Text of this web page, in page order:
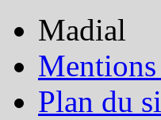
Madial
Mentions
Plan du